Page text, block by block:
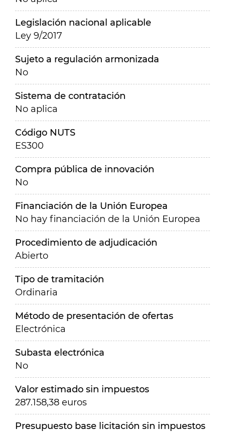
Legislación nacional aplicable
Ley 9/2017
Sujeto a regulación armonizada
No
Sistema de contratación
No aplica
Código NUTS
ES300
Compra pública de innovación
No
Financiación de la Unión Europea
No hay financiación de la Unión Europea
Procedimiento de adjudicación
Abierto
Tipo de tramitación
Ordinaria
Método de presentación de ofertas
Electrónica
Subasta electrónica
No
Valor estimado sin impuestos
287.158,38 euros
Presupuesto base licitación sin impuestos